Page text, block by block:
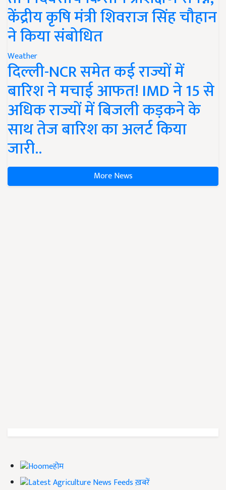
केंद्रीय कृषि मंत्री शिवराज सिंह चौहान
ने किया संबोधित
Weather
दिल्ली-NCR समेत कई राज्यों में
बारिश ने मचाई आफत! IMD ने 15 से
अधिक राज्यों में बिजली कड़कने के
साथ तेज बारिश का अलर्ट किया
जारी..
More News
होम
ख़बरें